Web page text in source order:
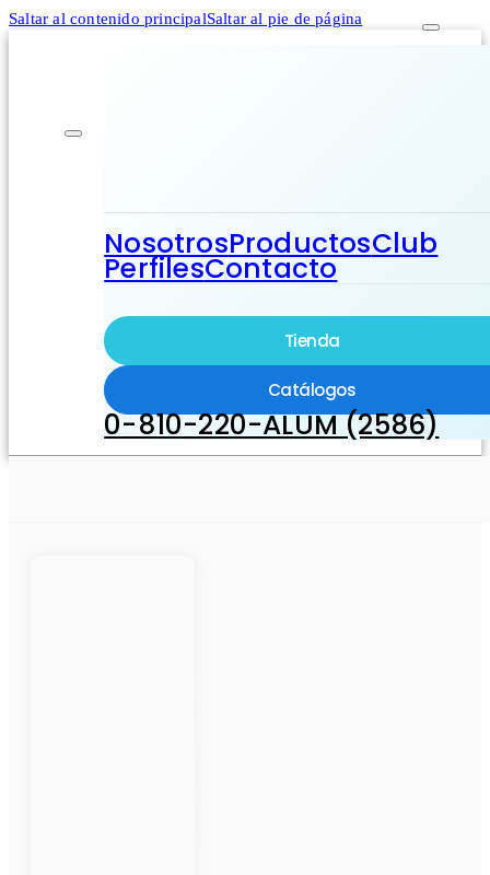
Saltar al contenido principalSaltar al pie de página
NosotrosProductosClub
PerfilesContacto
Tienda
Catálogos
0-810-220-ALUM (2586)